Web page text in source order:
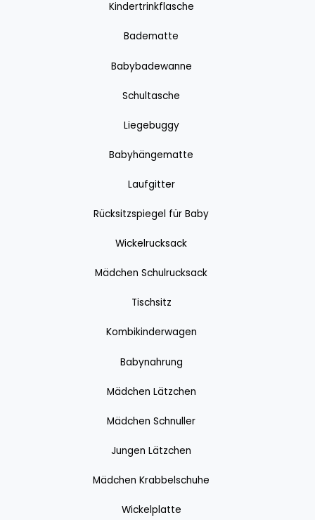
Kindertrinkflasche
Badematte
Babybadewanne
Schultasche
Liegebuggy
Babyhängematte
Laufgitter
Rücksitzspiegel für Baby
Wickelrucksack
Mädchen Schulrucksack
Tischsitz
Kombikinderwagen
Babynahrung
Mädchen Lätzchen
Mädchen Schnuller
Jungen Lätzchen
Mädchen Krabbelschuhe
Wickelplatte